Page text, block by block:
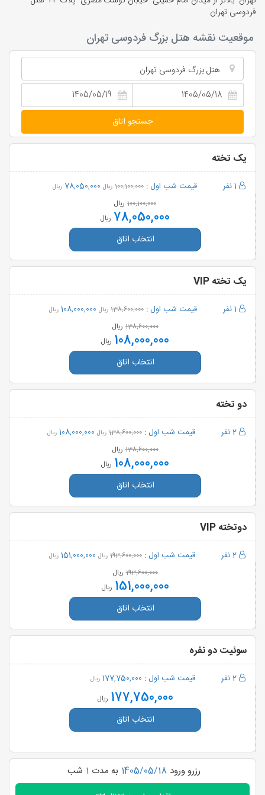
فردوسی تهران
موقعیت نقشه هتل بزرگ فردوسی تهران
هتل بزرگ فردوسی تهران
جستجو اتاق
یک تخته
1 نفر قیمت شب اول : 100,100,000 ریال 78,050,000 ریال
100,100,000 ریال
78,050,000 ریال
انتخاب اتاق
یک تخته VIP
1 نفر قیمت شب اول : 138,600,000 ریال 108,000,000 ریال
138,600,000 ریال
108,000,000 ریال
انتخاب اتاق
دو تخته
2 نفر قیمت شب اول : 138,600,000 ریال 108,000,000 ریال
138,600,000 ریال
108,000,000 ریال
انتخاب اتاق
دوتخته VIP
2 نفر قیمت شب اول : 193,600,000 ریال 151,000,000 ریال
193,600,000 ریال
151,000,000 ریال
انتخاب اتاق
سوئیت دو نفره
2 نفر قیمت شب اول : 177,750,000 ریال
177,750,000 ریال
انتخاب اتاق
رزرو ورود 1405/05/18 به مدت 1 شب